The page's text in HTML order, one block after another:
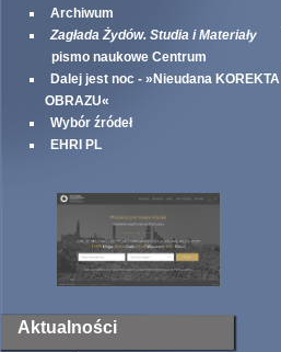
Archiwum
Zagłada Żydów. Studia i Materiały
pismo naukowe Centrum
Dalej jest noc - »Nieudana KOREKTA
OBRAZU«
Wybór źródeł
EHRI PL
Aktualności